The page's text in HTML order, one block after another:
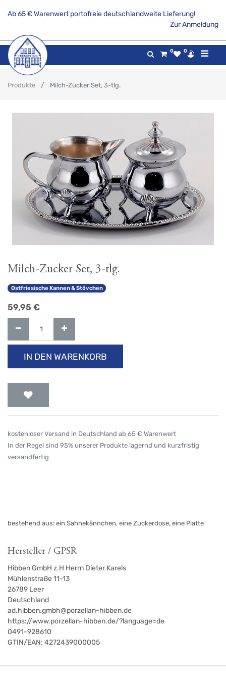
Ab 65 € Warenwert portofreie deutschlandweite Lieferung!
Zur Anmeldung
0 0
Produkte Milch-Zucker Set, 3-tlg.
Milch-Zucker Set, 3-tlg.
Ostfriesische Kannen & Stövchen
59,95 €
IN DEN WARENKORB
kostenloser Versand in Deutschland ab 65 € Warenwert
In der Regel sind 95% unserer Produkte lagernd und kurzfristig
versandfertig
bestehend aus: ein Sahnekännchen, eine Zuckerdose, eine Platte
Hersteller / GPSR
Hibben GmbH z.H Herrn Dieter Karels
Mühlenstraße 11-13
26789 Leer
Deutschland
ad.hibben.gmbh@porzellan-hibben.de
https://www.porzellan-hibben.de/?language=de
0491-928610
GTIN/EAN: 4272439000005